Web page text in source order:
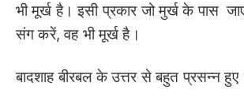
भी मूर्ख है। इसी प्रकार जो मुर्ख के पास
संग करें, वह भी मूर्ख है।
बादशाह बीरबल के उत्तर से बहुत प्रसन्न